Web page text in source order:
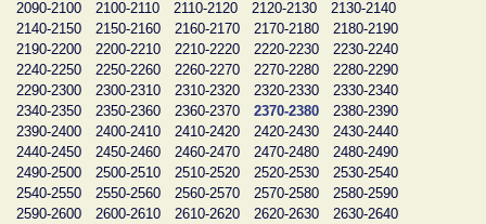
2090-2100
2100-2110 2110-2120 2120-2130
2130-2140
2140-2150
2150-2160 2160-2170 2170-2180
2180-2190
2190-2200
2200-2210 2210-2220 2220-2230
2230-2240
2240-2250
2250-2260 2260-2270 2270-2280
2280-2290
2290-2300
2300-2310 2310-2320 2320-2330
2330-2340
2340-2350
2350-2360 2360-2370 2370-2380
2380-2390
2390-2400
2400-2410 2410-2420 2420-2430
2430-2440
2440-2450
2450-2460 2460-2470 2470-2480
2480-2490
2490-2500
2500-2510 2510-2520 2520-2530
2530-2540
2540-2550
2550-2560 2560-2570 2570-2580
2580-2590
2590-2600
2600-2610 2610-2620 2620-2630
2630-2640